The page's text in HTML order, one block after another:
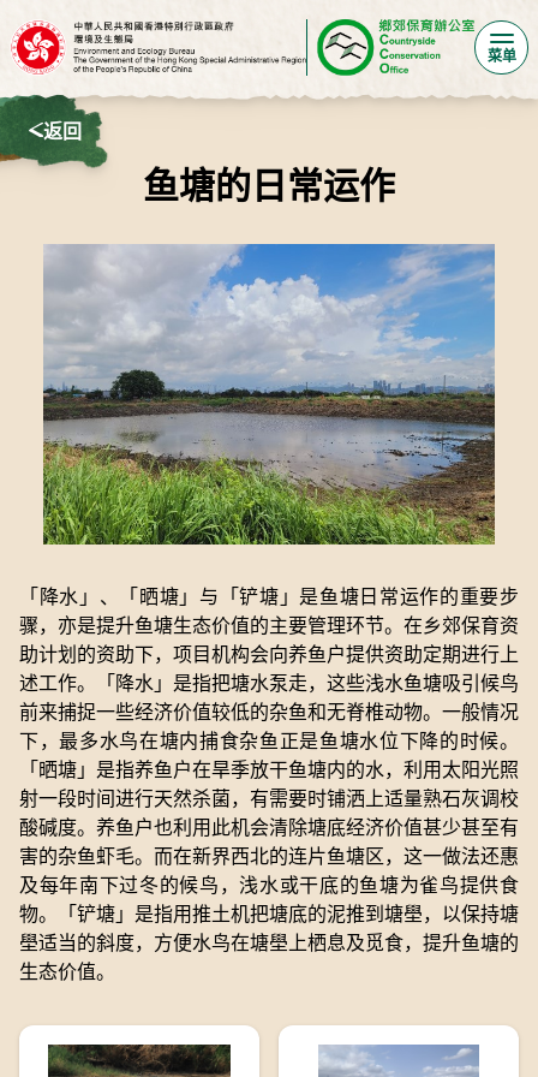
菜单
返回
鱼塘的日常运作
「降水」、「晒塘」与「铲塘」是鱼塘日常运作的重要步
骤，亦是提升鱼塘生态价值的主要管理环节。在乡郊保育资
助计划的资助下，项目机构会向养鱼户提供资助定期进行上
述工作。「降水」是指把塘水泵走，这些浅水鱼塘吸引候鸟
前来捕捉一些经济价值较低的杂鱼和无脊椎动物。一般情况
下，最多水鸟在塘内捕食杂鱼正是鱼塘水位下降的时候。
「晒塘」是指养鱼户在旱季放干鱼塘内的水，利用太阳光照
射一段时间进行天然杀菌，有需要时铺洒上适量熟石灰调校
酸碱度。养鱼户也利用此机会清除塘底经济价值甚少甚至有
害的杂鱼虾毛。而在新界西北的连片鱼塘区，这一做法还惠
及每年南下过冬的候鸟，浅水或干底的鱼塘为雀鸟提供食
物。「铲塘」是指用推土机把塘底的泥推到塘壆，以保持塘
壆适当的斜度，方便水鸟在塘壆上栖息及觅食，提升鱼塘的
生态价值。